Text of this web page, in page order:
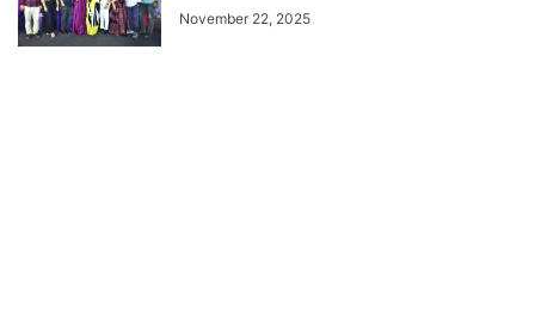
November 22, 2025